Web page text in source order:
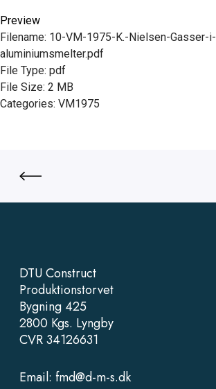
Preview
Filename: 10-VM-1975-K.-Nielsen-Gasser-i-
aluminiumsmelter.pdf
File Type: pdf
File Size: 2 MB
Categories: VM1975
DTU Construct
Produktionstorvet
Bygning 425
2800 Kgs. Lyngby
CVR 34126631
Email: fmd@d-m-s.dk